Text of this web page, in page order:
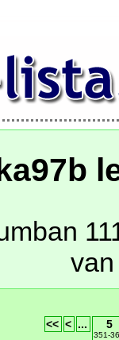
<< < ... 5
351-